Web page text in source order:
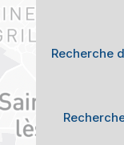
Recherche